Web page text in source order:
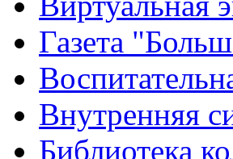
Газета
Внутренняя
Библиотека